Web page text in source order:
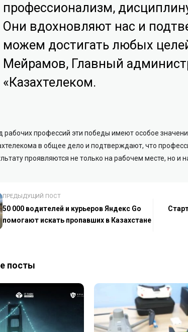
профессионализм,
Они вдохновляют нас и
можем достигать любых
Мейрамов, Главный
«Казахтелеком.
рабочих профессий эти победы имеют особое
в общее дело и подтверждают, что
проявляются не только на рабочем месте, но и
ПРЕДЫДУЩИЙ ПОСТ
50 000 водителей и курьеров Яндекс Go
помогают искать пропавших в Казахстане
посты